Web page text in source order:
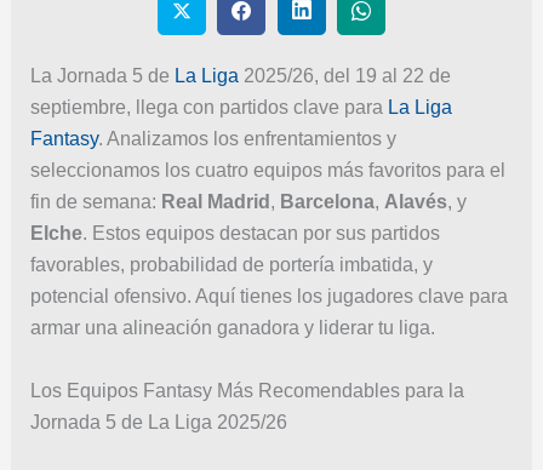
La Jornada 5 de La Liga 2025/26, del 19 al 22 de
septiembre, llega con partidos clave para La Liga
Fantasy. Analizamos los enfrentamientos y
seleccionamos los cuatro equipos más favoritos para el
fin de semana: Real Madrid , Barcelona, Alavés, y
Elche. Estos equipos destacan por sus partidos
favorables, probabilidad de portería imbatida, y
potencial ofensivo. Aquí tienes los jugadores clave para
armar una alineación ganadora y liderar tu liga.
Los Equipos Fantasy Más Recomendables para la
Jornada 5 de La Liga 2025/26